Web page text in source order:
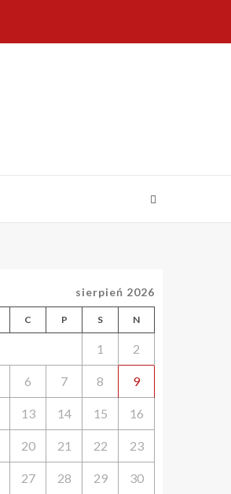
sierpień 2026
C P S N
1 2
6 7 8 9
13 14 15 16
20 21 22 23
27 28 29 30